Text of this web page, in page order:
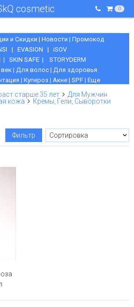
cosmetic 0
и Скидки | Новости | Промокод
| EVASION | iSOV
| SKIN SAFE | STORYDERM
| Для волос | Для здоровья
| Купероз | Акне | SPF | Еще
старше 35 лет
Для Мужчин
кожа
Кремы, Гели, Сыворотки
Фильтр